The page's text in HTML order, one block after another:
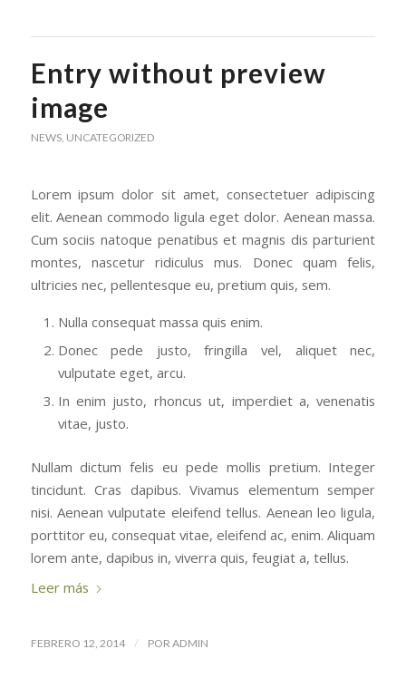
Entry without preview
image
NEWS, UNCATEGORIZED
Lorem ipsum dolor sit amet, consectetuer adipiscing
elit. Aenean commodo ligula eget dolor. Aenean massa.
Cum sociis natoque penatibus et magnis dis parturient
montes, nascetur ridiculus mus. Donec quam felis,
ultricies nec, pellentesque eu, pretium quis, sem.
Nulla consequat massa quis enim.
Donec pede justo, fringilla vel, aliquet nec,
vulputate eget, arcu.
In enim justo, rhoncus ut, imperdiet a, venenatis
vitae, justo.
Nullam dictum felis eu pede mollis pretium. Integer
tincidunt. Cras dapibus. Vivamus elementum semper
nisi. Aenean vulputate eleifend tellus. Aenean leo ligula,
porttitor eu, consequat vitae, eleifend ac, enim. Aliquam
lorem ante, dapibus in, viverra quis, feugiat a, tellus.
Leer más
FEBRERO 12, 2014 / POR ADMIN